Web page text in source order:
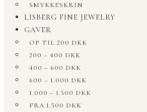
SMYKKESKRIN
LISBERG FINE JEWELRY
GAVER
OP TIL 200 DKK
200 – 400 DKK
400 – 600 DKK
600 – 1.000 DKK
1.000 – 1.500 DKK
FRA 1.500 DKK